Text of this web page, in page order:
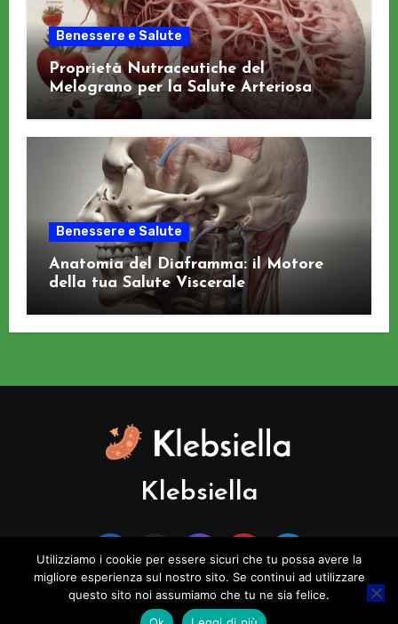
Benessere e Salute
Proprietà Nutraceutiche del
Melograno per la Salute Arteriosa
Benessere e Salute
Anatomia del Diaframma: il Motore
della tua Salute Viscerale
Klebsiella
Utilizziamo i cookie per essere sicuri che tu possa avere la
migliore esperienza sul nostro sito. Se continui ad utilizzare
questo sito noi assumiamo che tu ne sia felice.